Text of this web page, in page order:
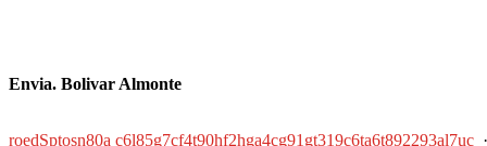
Envia. Bolivar Almonte
roedSptosn80a c6l85g7cf4t90hf2hga4cg91gt319c6ta6t892293al7uc